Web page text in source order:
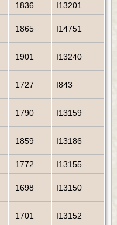
1836 I13201
1865 I14751
1901 I13240
1727 I843
1790 I13159
1859 I13186
1772 I13155
1698 I13150
1701 I13152